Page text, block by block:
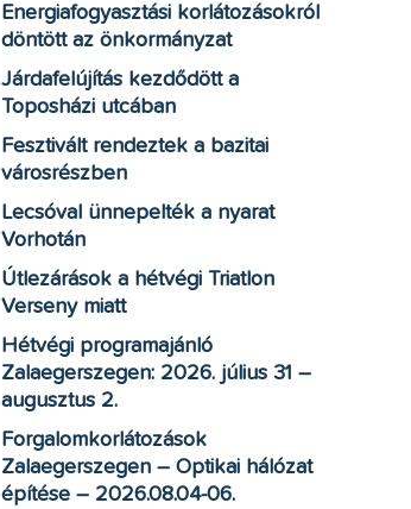
Energiafogyasztási korlátozásokról
döntött az önkormányzat
Járdafelújítás kezdődött a
Toposházi utcában
Fesztivált rendeztek a bazitai
városrészben
Lecsóval ünnepelték a nyarat
Vorhotán
Útlezárások a hétvégi Triatlon
Verseny miatt
Hétvégi programajánló
Zalaegerszegen: 2026. július 31 –
augusztus 2.
Forgalomkorlátozások
Zalaegerszegen – Optikai hálózat
építése – 2026.08.04-06.